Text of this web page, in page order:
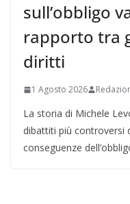
sull’obbligo
rapporto tra
diritti
1 Agosto 2026
La storia di Michele
dibattiti più controversi
conseguenze